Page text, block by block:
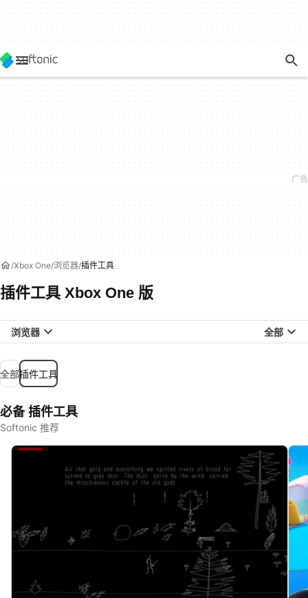
Xbox One 浏览器 插件工具
插件工具 Xbox One 版
浏览器 全部
全部插件工具
必备 插件工具
Softonic 推荐